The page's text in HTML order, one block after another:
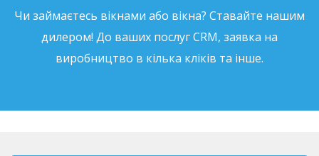
Чи займаєтесь вікнами або вікна? Ставайте нашим
дилером! До ваших послуг CRM, заявка на
виробництво в кілька кліків та інше.